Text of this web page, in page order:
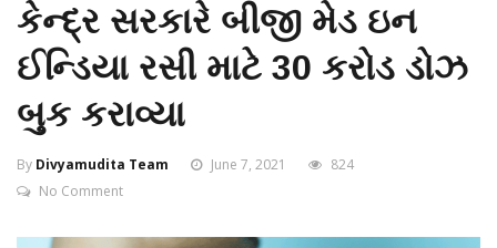
કેન્દ્ર સરકારે બીજી મેડ ઇન
ઈન્ડિયા રસી માટે 30 કરોડ ડોઝ
બુક કરાવ્યા
By Divyamudita Team June 7, 2021
824
No Comment